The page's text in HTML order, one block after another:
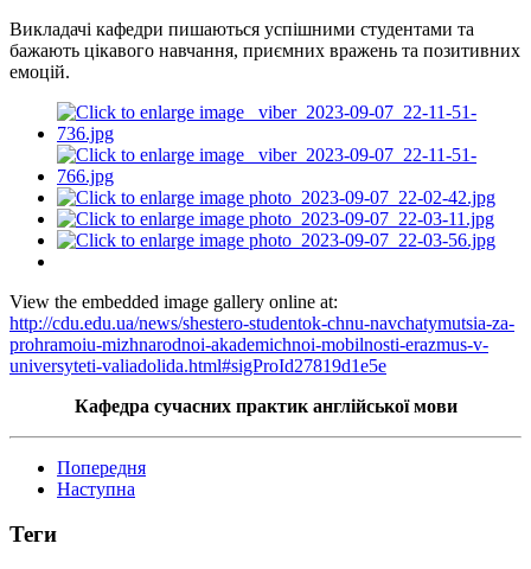
Викладачі кафедри пишаються успішними студентами та
бажають цікавого навчання, приємних вражень та позитивних
емоцій.
View the embedded image gallery online at:
http://cdu.edu.ua/news/shestero-studentok-chnu-navchatymutsia-za-
prohramoiu-mizhnarodnoi-akademichnoi-mobilnosti-erazmus-v-
universyteti-valiadolida.html#sigProId27819d1e5e
Кафедра сучасних практик англійської мови
Попередня
Наступна
Теги